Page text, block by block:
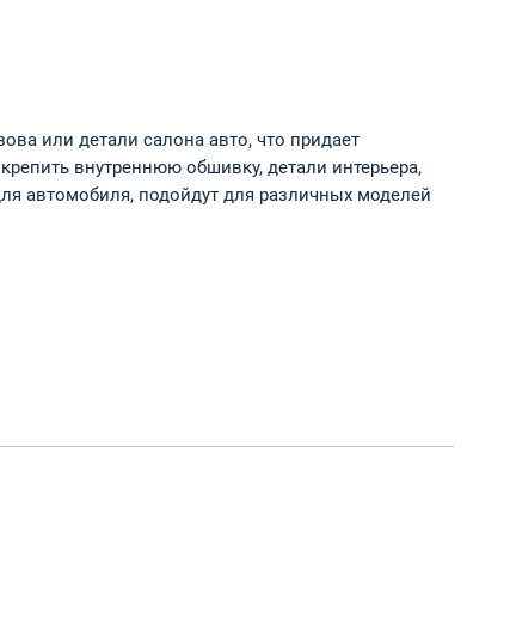
или детали салона авто, что придает
внутреннюю обшивку, детали интерьера,
автомобиля, подойдут для различных моделей